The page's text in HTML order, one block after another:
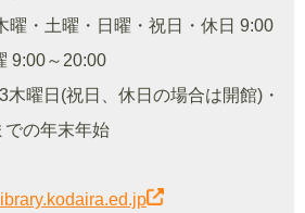
曜・土曜・日曜・祝日・休日 9:00
9:00～20:00
曜日(祝日、休日の場合は開館)・
での年末年始